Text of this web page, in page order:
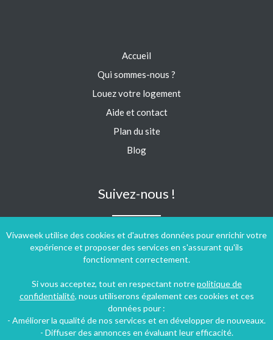
Vivaweek utilise des cookies et d'autres données pour enrichir votre
expérience et proposer des services en s'assurant qu'ils
fonctionnent correctement.
Si vous acceptez, tout en respectant notrepolitique de
confidentialité, nous utiliserons également ces cookies et ces
données pour :
- Améliorer la qualité de nos services et en développer de nouveaux.
- Diffuser des annonces en évaluant leur efficacité.
Accueil
Qui sommes-nous ?
Louez votre logement
Aide et contact
Plan du site
Blog
Suivez-nous !